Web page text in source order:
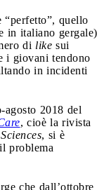
quello
in italiano gergale)
di like sui
i giovani tendono
in incidenti
2018 del
, cioè la rivista
, si è
problema
che dall’ottobre